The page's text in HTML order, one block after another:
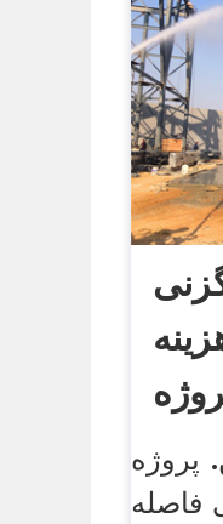
پروژه
فاصله